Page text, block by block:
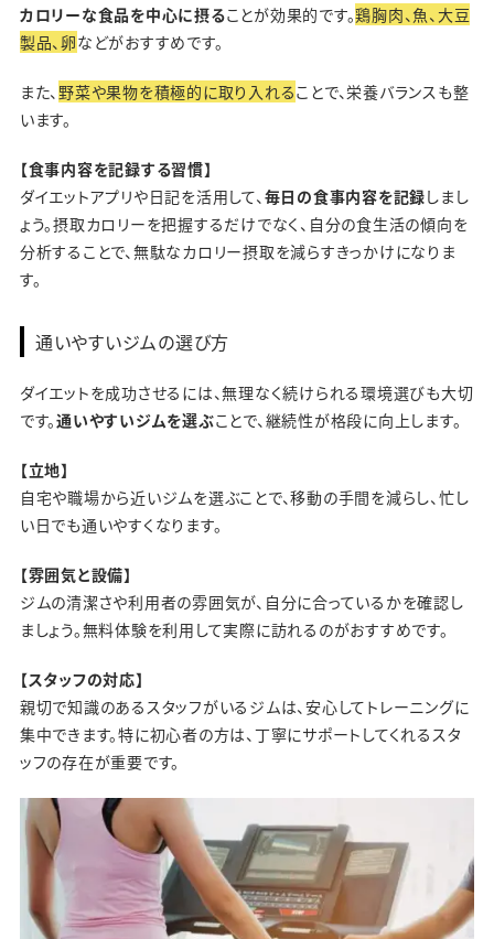
カロリーな食品を中心に摂ることが効果的です。鶏胸肉、魚、大豆
製品、卵などがおすすめです。
また、 野菜や果物を積極的に取り入れることで、栄養バランスも整
います。
【食事内容を記録する習慣】
ダイエットアプリや日記を活用して、 毎日の食事内容を記録しまし
ょう。摂取カロリーを把握するだけでなく、自分の食生活の傾向を
分析することで、無駄なカロリー摂取を減らすきっかけになりま
す。
通いやすいジムの選び方
ダイエットを成功させるには、無理なく続けられる環境選びも大切
です。通いやすいジムを選ぶことで、継続性が格段に向上します。
【立地】
自宅や職場から近いジムを選ぶことで、移動の手間を減らし、忙し
い日でも通いやすくなります。
【雰囲気と設備】
ジムの清潔さや利用者の雰囲気が、自分に合っているかを確認し
ましょう。無料体験を利用して実際に訪れるのがおすすめです。
【スタッフの対応】
親切で知識のあるスタッフがいるジムは、安心してトレーニングに
集中できます。特に初心者の方は、丁寧にサポートしてくれるスタ
ッフの存在が重要です。